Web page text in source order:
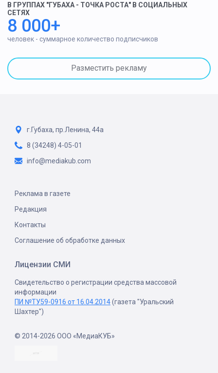
В ГРУППАХ "ГУБАХА - ТОЧКА РОСТА" В СОЦИАЛЬНЫХ
СЕТЯХ
8 000+
человек - суммарное количество подписчиков
Разместить рекламу
г.Губаха, пр.Ленина, 44а
8 (34248) 4-05-01
info@mediakub.com
Реклама в газете
Редакция
Контакты
Соглашение об обработке данных
Лицензии СМИ
Свидетельство о регистрации средства массовой
информации
ПИ №ТУ59-0916 от 16.04.2014(газета "Уральский
Шахтер")
© 2014-2026 ООО «МедиаКУБ»